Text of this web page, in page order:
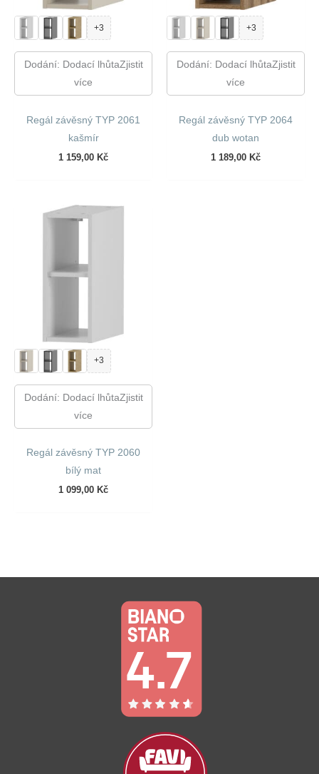
+3
Dodání: Dodací lhůtaZjistit
více
Regál závěsný TYP 2061
kašmír
1 159,00 Kč
+3
Dodání: Dodací lhůtaZjistit
více
Regál závěsný TYP 2064
dub wotan
1 189,00 Kč
+3
Dodání: Dodací lhůtaZjistit
více
Regál závěsný TYP 2060
bílý mat
1 099,00 Kč